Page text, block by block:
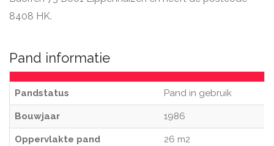
8408 HK.
Pand informatie
Pandstatus Pand in gebruik
Bouwjaar 1986
Oppervlakte pand 26 m2